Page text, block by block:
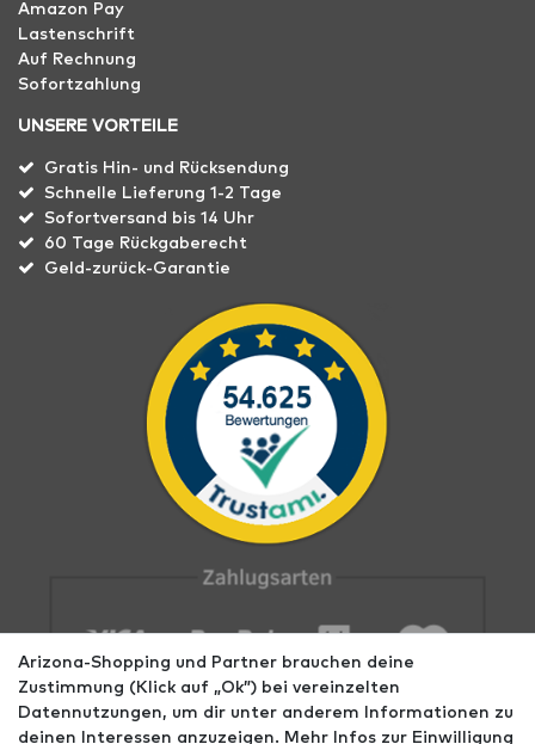
Amazon Pay
Lastenschrift
Auf Rechnung
Sofortzahlung
UNSERE VORTEILE
Gratis Hin- und Rücksendung
Schnelle Lieferung 1-2 Tage
Sofortversand bis 14 Uhr
60 Tage Rückgaberecht
Geld-zurück-Garantie
Arizona-Shopping und Partner brauchen deine
Zustimmung (Klick auf „Ok”) bei vereinzelten
Datennutzungen, um dir unter anderem Informationen zu
deinen Interessen anzuzeigen. Mehr Infos zur Einwilligung